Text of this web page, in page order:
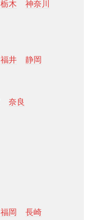
栃木
神奈川
福井 静岡
奈良
福岡
長崎